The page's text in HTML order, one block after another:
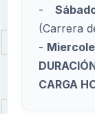
-
(Carrera
-
CARGA